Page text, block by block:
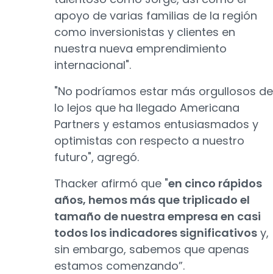
apoyo de varias familias de la región
como inversionistas y clientes en
nuestra nueva emprendimiento
internacional".
"No podríamos estar más orgullosos de
lo lejos que ha llegado Americana
Partners y estamos entusiasmados y
optimistas con respecto a nuestro
futuro", agregó.
Thacker afirmó que "en cinco rápidos
años, hemos más que triplicado el
tamaño de nuestra empresa en casi
todos los indicadores significativos y,
sin embargo, sabemos que apenas
estamos comenzando”.